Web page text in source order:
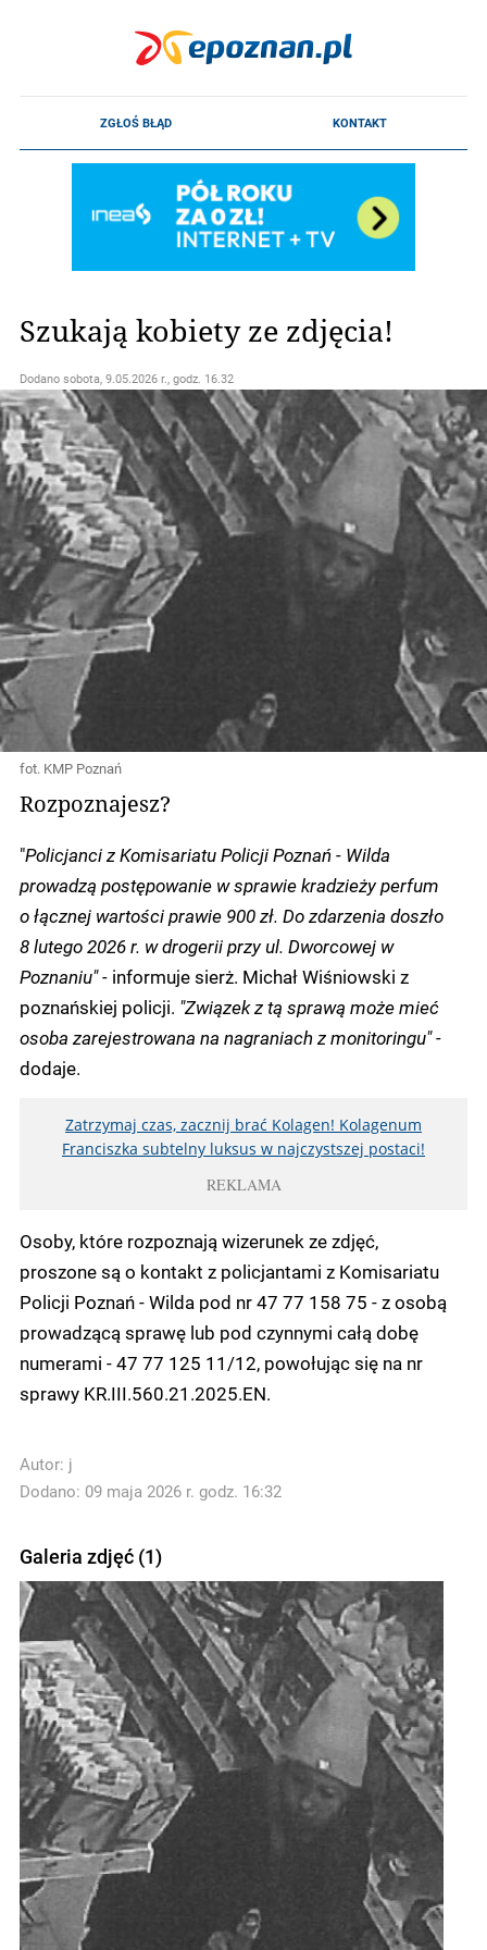
Szukają kobiety ze zdjęcia!
Dodano sobota, 9.05.2026 r., godz. 16.32
fot. KMP Poznań
Rozpoznajesz?
"Policjanci z Komisariatu Policji Poznań - Wilda
prowadzą postępowanie w sprawie kradzieży perfum
o łącznej wartości prawie 900 zł. Do zdarzenia doszło
8 lutego 2026 r. w drogerii przy ul. Dworcowej w
Poznaniu" - informuje sierż. Michał Wiśniowski z
poznańskiej policji. "Związek z tą sprawą może mieć
osoba zarejestrowana na nagraniach z monitoringu" -
dodaje.
Zatrzymaj czas, zacznij brać Kolagen! Kolagenum
Franciszka subtelny luksus w najczystszej postaci!
REKLAMA
Osoby, które rozpoznają wizerunek ze zdjęć,
proszone są o kontakt z policjantami z Komisariatu
Policji Poznań - Wilda pod nr 47 77 158 75 - z osobą
prowadzącą sprawę lub pod czynnymi całą dobę
numerami - 47 77 125 11/12, powołując się na nr
sprawy KR.III.560.21.2025.EN.
Autor: j
Dodano: 09 maja 2026 r. godz. 16:32
Galeria zdjęć (1)